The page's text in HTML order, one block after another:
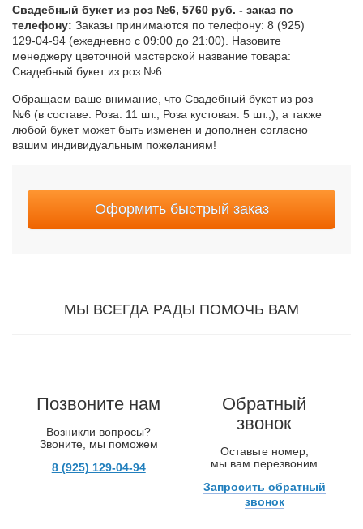
Свадебный букет из роз №6, 5760 руб. - заказ по
телефону: Заказы принимаются по телефону: 8 (925)
129-04-94 (ежедневно с 09:00 до 21:00). Назовите
менеджеру цветочной мастерской название товара:
Свадебный букет из роз №6 .
Обращаем ваше внимание, что Свадебный букет из роз
№6 (в составе: Роза: 11 шт., Роза кустовая: 5 шт.,), а также
любой букет может быть изменен и дополнен согласно
вашим индивидуальным пожеланиям!
Оформить быстрый заказ
МЫ ВСЕГДА РАДЫ ПОМОЧЬ ВАМ
Позвоните нам
Возникли вопросы?
Звоните, мы поможем
8 (925) 129-04-94
Обратный
звонок
Оставьте номер,
мы вам перезвоним
Запросить обратный
звонок